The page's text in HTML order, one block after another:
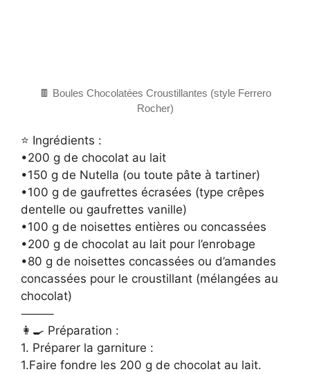
🍫 Boules Chocolatées Croustillantes (style Ferrero
Rocher)
⭐ Ingrédients :
•200 g de chocolat au lait
•150 g de Nutella (ou toute pâte à tartiner)
•100 g de gaufrettes écrasées (type crêpes
dentelle ou gaufrettes vanille)
•100 g de noisettes entières ou concassées
•200 g de chocolat au lait pour l’enrobage
•80 g de noisettes concassées ou d’amandes
concassées pour le croustillant (mélangées au
chocolat)
⸻
👩‍🍳 Préparation :
1. Préparer la garniture :
1.Faire fondre les 200 g de chocolat au lait.